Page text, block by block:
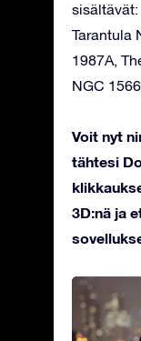
Tarantula
1987A,
NGC
Voit nyt
tähtesi
3D:nä ja